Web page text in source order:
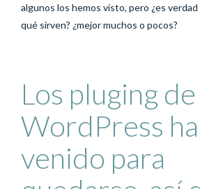
algunos los hemos visto, pero ¿es
qué sirven? ¿mejor muchos o pocos?
Los pluging de
WordPress
venido para